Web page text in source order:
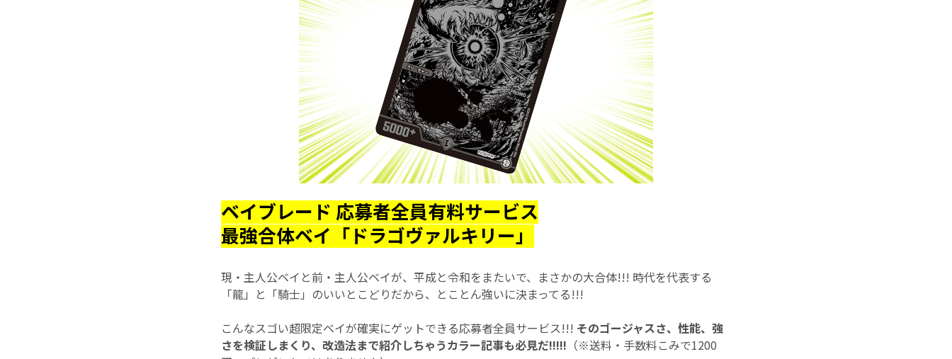
ベイブレード 応募者全員有料サービス
最強合体ベイ「ドラゴヴァルキリー」
現・主人公ベイと前・主人公ベイが、平成と令和をまたいで、まさかの大合体!!! 時代を代表する
「龍」と「騎士」のいいとこどりだから、とことん強いに決まってる!!!
こんなスゴい超限定ベイが確実にゲットできる応募者全員サービス!!! そのゴージャスさ、性能、強
さを検証しまくり、改造法まで紹介しちゃうカラー記事も必見だ!!!!! （※送料・手数料こみで1200